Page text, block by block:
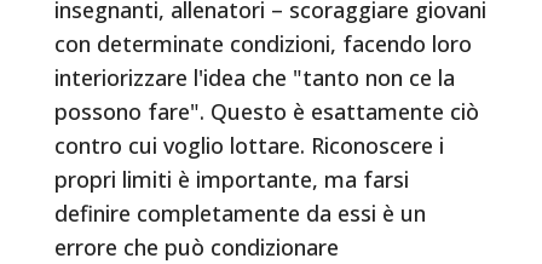
insegnanti, allenatori – scoraggiare giovani
con determinate condizioni, facendo loro
interiorizzare l'idea che "tanto non ce la
possono fare". Questo è esattamente ciò
contro cui voglio lottare. Riconoscere i
propri limiti è importante, ma farsi
definire completamente da essi è un
errore che può condizionare